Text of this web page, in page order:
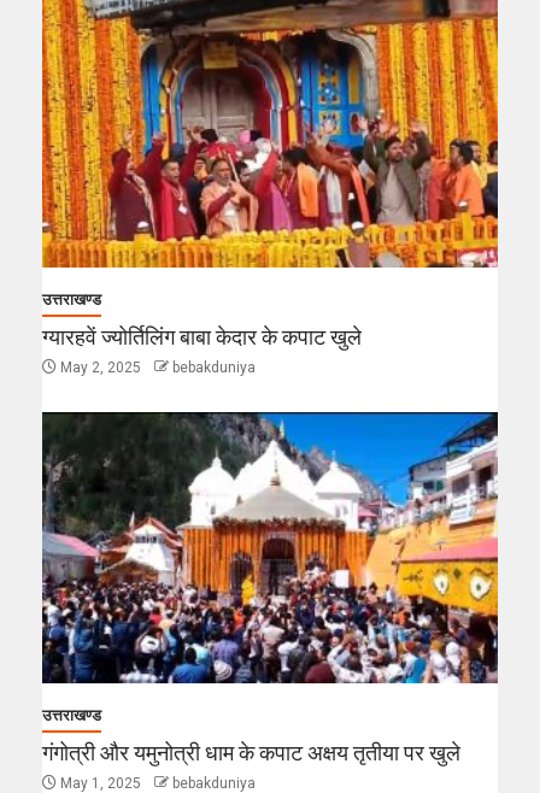
उत्तराखण्ड
ग्यारहवें ज्योर्तिलिंग बाबा केदार के कपाट खुले
May 2, 2025 bebakduniya
उत्तराखण्ड
गंगोत्री और यमुनोत्री धाम के कपाट अक्षय तृतीया पर खुले
May 1, 2025 bebakduniya